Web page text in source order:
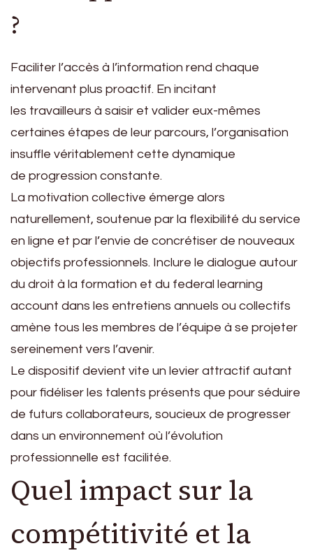
?
Faciliter l’accès à l’information rend chaque
intervenant plus proactif. En incitant
les travailleurs à saisir et valider eux-mêmes
certaines étapes de leur parcours, l’organisation
insuffle véritablement cette dynamique
de progression constante.
La motivation collective émerge alors
naturellement, soutenue par la flexibilité du service
en ligne et par l’envie de concrétiser de nouveaux
objectifs professionnels. Inclure le dialogue autour
du droit à la formation et du federal learning
account dans les entretiens annuels ou collectifs
amène tous les membres de l’équipe à se projeter
sereinement vers l’avenir.
Le dispositif devient vite un levier attractif autant
pour fidéliser les talents présents que pour séduire
de futurs collaborateurs, soucieux de progresser
dans un environnement où l’évolution
professionnelle est facilitée.
Quel impact sur la
compétitivité et la